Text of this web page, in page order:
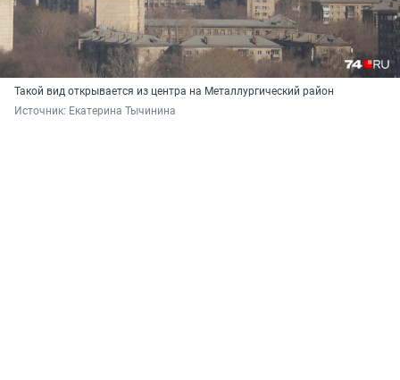
Такой вид открывается из центра на Металлургический район
Источник: Екатерина Тычинина